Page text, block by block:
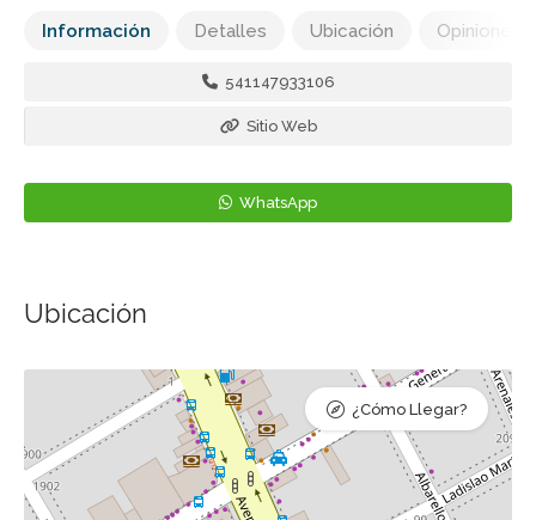
Información Detalles Ubicación Opiniones
541147933106
Sitio Web
WhatsApp
Ubicación
¿Cómo Llegar?